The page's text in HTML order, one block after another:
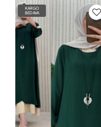
KARGO
BEDAVA